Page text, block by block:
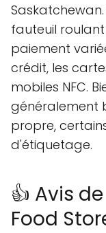
fauteuil
paiement
crédit, les
mobiles NFC.
généralement
propre,
d'étiquetage.
👍 Avis
Food